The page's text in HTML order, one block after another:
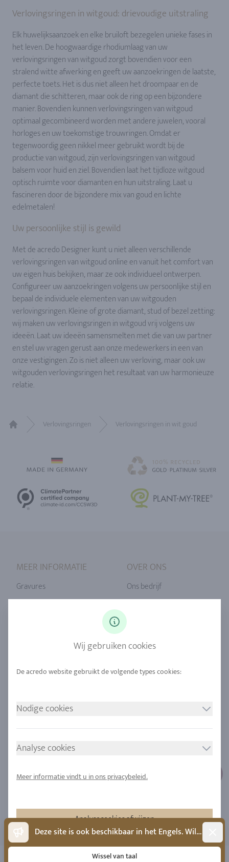
Verlovingsringen in witgoud: drievoudige uitstraling
Elk huwelijksaanzoek en elke bruiloft bezegelen unieke fases in
het leven. De hoogwaardige rhodiumlaag van uw
verlovingsringen van witgoud zorgt bovendien voor een
stralend witte afwerking en geeft uw aanzoekringen de laatste,
perfecte toets. Het is dus niet alleen het droompaar en de
diamant die schitteren, maar ook de ring op een bijzondere
manier. Bovendien kunnen verlovingsringen van witgoud
optimaal gecombineerd worden met andere juwelen, vooral
horloges en uw toekomstige trouwringen. Omdat er
tegenwoordig geen nikkel meer gebruikt wordt bij de
productie van witgoud, zijn verlovingsringen van witgoud
balsem voor huid en ziel. Bovendien laat het tijdloze witgoud
optisch ruimte voor diamanten en hun uitstraling. Laat u
fascineren door de bijzondere mix van goud en lichte
edelmetalen!
Uw persoonlijke stijl is gewild
Met de acredo Designer kunt u niet alleen verschillende
verlovingsringen van witgoud online en vanuit het comfort van
uw eigen huis bekijken, maar ze ook individueel ontwerpen.
Configureer uw aanzoekringen volgens uw persoonlijke stijl en
bepaal de individuele elementen van uw witgouden
verlovingsringen. Kleine of grote diamant, stud of bezel zetting:
wij maken uw verlovingsringen in witgoud vrij volgens uw
ideeën. Laat uw ideeën samensmelten met die van uw partner
en stel uw vragen gerust aan onze medewerkers in een van
onze vestigingen. Zo is niet alleen uw verloving, maar ook uw
witgouden verlovingsringen het resultaat van uw harmonieuze
relatie.
Verlovingsringen Verlovingsringen in wit goud
MEER INFORMATIE
Gravures
Stedelijke mijnbouw
OVER ONS
Ons bedrijf
Onze kwaliteit
Locaties
JURIDISCHE MEDEDELING
Afdruk
Gegevensbescherming
Copyright 2026 - Alle rechten voorbehouden door acredo
Deze site is ook beschikbaar in het Engels. Wilt u naar het Engels wisselen?
Wissel van taal
Wij gebruiken cookies
Nodige cookies
Analyse cookies
Meer informatie vindt u in ons privacybeleid.
Analysecookies afwijzen
Accepteer analysecookies